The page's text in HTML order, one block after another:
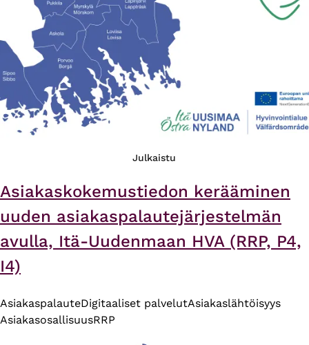
Julkaistu
Asiakaskokemustiedon kerääminen
uuden asiakaspalautejärjestelmän
avulla, Itä-Uudenmaan HVA (RRP, P4,
I4)
AsiakaspalauteDigitaaliset palvelutAsiakaslähtöisyys
AsiakasosallisuusRRP